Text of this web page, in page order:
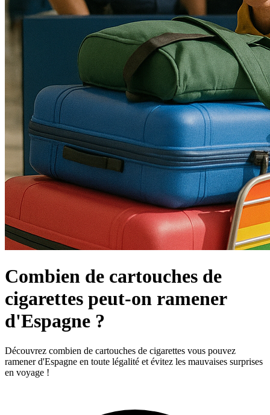
Combien de cartouches de
cigarettes peut-on ramener
d'Espagne ?
Découvrez combien de cartouches de cigarettes vous pouvez
ramener d'Espagne en toute légalité et évitez les mauvaises surprises
en voyage !